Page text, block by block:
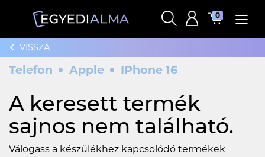
0
VISSZA
Telefon Apple IPhone 16
A keresett termék
sajnos nem található.
Válogass a készülékhez kapcsolódó termékek